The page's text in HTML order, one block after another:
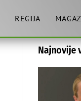
REGIJA
Najnovije